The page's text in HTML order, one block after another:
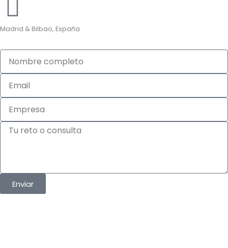
Madrid & Bilbao, España
Nombre
completo
Email
Empresa
Tu
Enviar